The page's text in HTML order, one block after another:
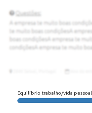
Equilíbrio trabalho/vida pessoal